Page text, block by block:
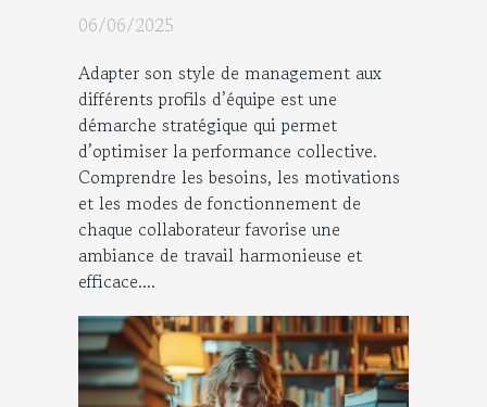
profils d'équipe
06/06/2025
Adapter son style de management aux
différents profils d’équipe est une
démarche stratégique qui permet
d’optimiser la performance collective.
Comprendre les besoins, les motivations
et les modes de fonctionnement de
chaque collaborateur favorise une
ambiance de travail harmonieuse et
efficace....